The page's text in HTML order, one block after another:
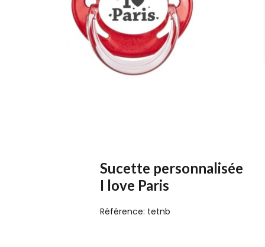
Sucette personnalisée
I love Paris
Référence: tetnb